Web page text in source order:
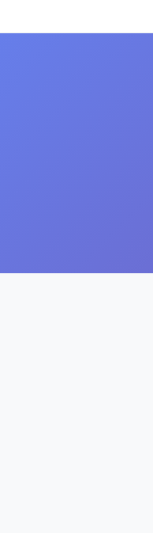
Panneau de gestion des